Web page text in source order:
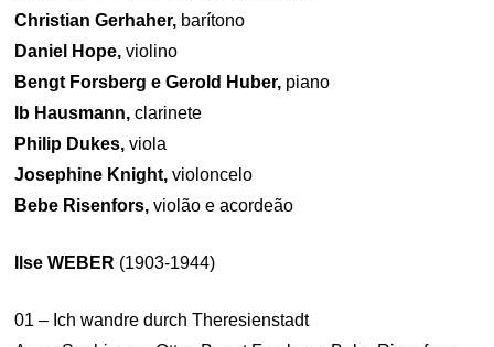
Christian Gerhaher, barítono
Daniel Hope,violino
Bengt Forsberg e Gerold Huber, piano
Ib Hausmann,clarinete
Philip Dukes,viola
Josephine Knight,violoncelo
Bebe Risenfors,violão e acordeão
Ilse WEBER (1903-1944)
01 – Ich wandre durch Theresienstadt